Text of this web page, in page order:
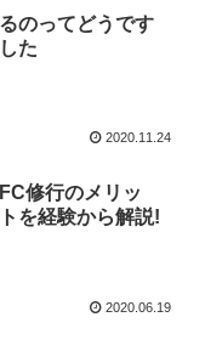
のってどうです
た
2020.11.24
修行のメリッ
を経験から解説!
2020.06.19